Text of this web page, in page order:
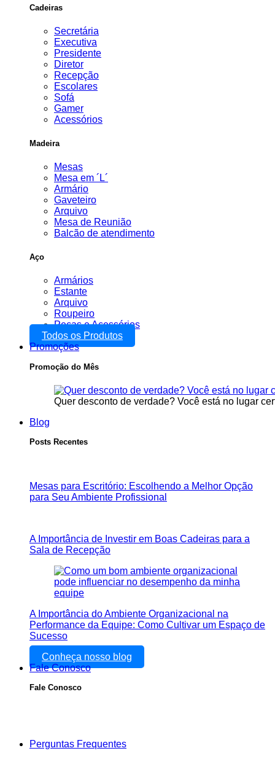
Cadeiras
Secretária
Executiva
Presidente
Diretor
Recepção
Escolares
Sofá
Gamer
Acessórios
Madeira
Mesas
Mesa em ´L´
Armário
Gaveteiro
Arquivo
Mesa de Reunião
Balcão de atendimento
Aço
Armários
Estante
Arquivo
Roupeiro
Peças e Acessórios
Todos os Produtos
Promoções
Promoção do Mês
Quer desconto de verdade? Você está no lugar
Blog
Posts Recentes
Mesas para Escritório: Escolhendo a Melhor Opção
para Seu Ambiente Profissional
A Importância de Investir em Boas Cadeiras para a
Sala de Recepção
A Importância do Ambiente Organizacional na
Performance da Equipe: Como Cultivar um Espaço de
Sucesso
Conheça nosso blog
Fale Conosco
Fale Conosco
Perguntas Frequentes